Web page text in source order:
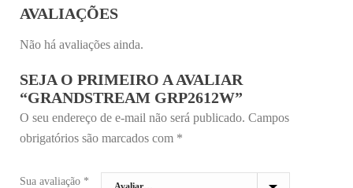
AVALIAÇÕES
Não há avaliações ainda.
SEJA O PRIMEIRO A AVALIAR
“GRANDSTREAM GRP2612W”
O seu endereço de e-mail não será publicado. Campos
obrigatórios são marcados com *
Sua avaliação *